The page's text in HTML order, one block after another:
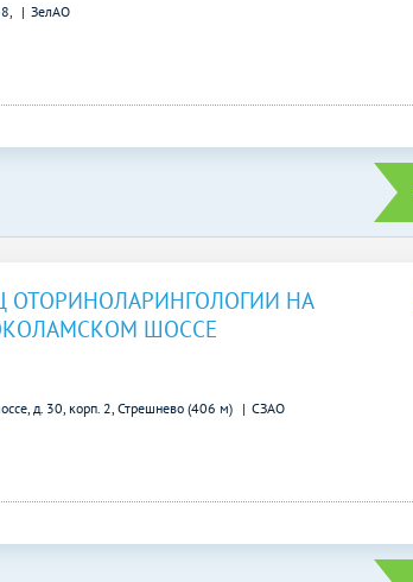
ЗелАО
ОТОРИНОЛАРИНГОЛОГИИ НА
ШОССЕ
д. 30, корп. 2, Стрешнево (406 м) СЗАО